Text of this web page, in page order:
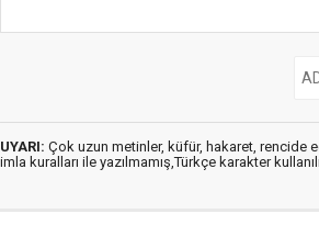
UYARI: Çok uzun metinler, küfür, hakaret, rencide
imla kuralları ile yazılmamış,Türkçe karakter